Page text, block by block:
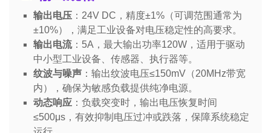
输出电压 ：24V DC，精度±1%（可调范围通常为
±10%），满足工业设备对电压稳定性的高要求。
输出电流：5A，最大输出功率120W，适用于驱动
中小型工业设备、传感器、执行器等。
纹波与噪声 ：输出纹波电压≤150mV（20MHz带宽
内），确保为敏感负载提供纯净电源。
动态响应 ：负载突变时，输出电压恢复时间
≤500μs，有效抑制电压过冲或跌落，保障系统稳定